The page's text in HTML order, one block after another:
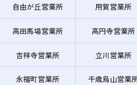
自由が丘営業所 用賀営業所
高田馬場営業所 高円寺営業所
吉祥寺営業所 立川営業所
永福町営業所 千歳烏山営業